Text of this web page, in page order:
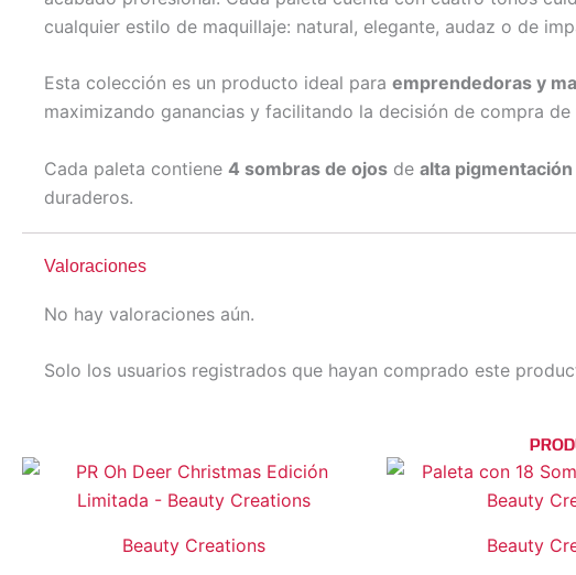
cualquier estilo de maquillaje: natural, elegante, audaz o de
Esta colección es un producto ideal para emprendedoras y
maximizando ganancias y facilitando la decisión de compra de
Cada paleta contiene 4 sombras de ojos de alta
duraderos.
Valoraciones
No hay valoraciones aún.
Solo los usuarios registrados que hayan comprado este
Beauty Creations Beauty